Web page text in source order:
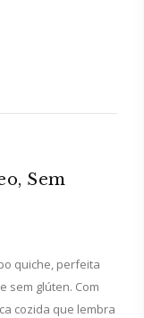
Sem
quiche, perfeita
sem glúten. Com
cozida que lembra